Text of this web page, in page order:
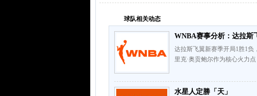
球队相关动态
WNBA赛事分析：达拉斯
达拉斯飞翼新赛季开局1胜1
里克·奥贡鲍尔作为核心火力
水星人定勝「天」